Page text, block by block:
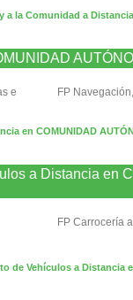
la Comunidad a
e
FP
en COMUNIDAD
a Distancia en
FP Carrocería
de Vehículos a Distancia